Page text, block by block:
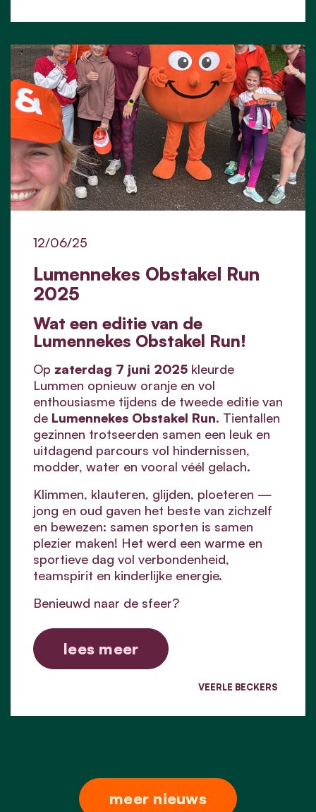
Lumennekes Obstakel Run
2025
12/06/25
Wat een editie van de
Lumennekes Obstakel Run!
Op zaterdag 7 juni 2025 kleurde
Lummen opnieuw oranje en vol
enthousiasme tijdens de tweede editie van
de Lumennekes Obstakel Run. Tientallen
gezinnen trotseerden samen een leuk en
uitdagend parcours vol hindernissen,
modder, water en vooral véél gelach.
Klimmen, klauteren, glijden, ploeteren —
jong en oud gaven het beste van zichzelf
en bewezen: samen sporten is samen
plezier maken! Het werd een warme en
sportieve dag vol verbondenheid,
teamspirit en kinderlijke energie.
Benieuwd naar de sfeer?
lees meer
VEERLE BECKERS
meer nieuws